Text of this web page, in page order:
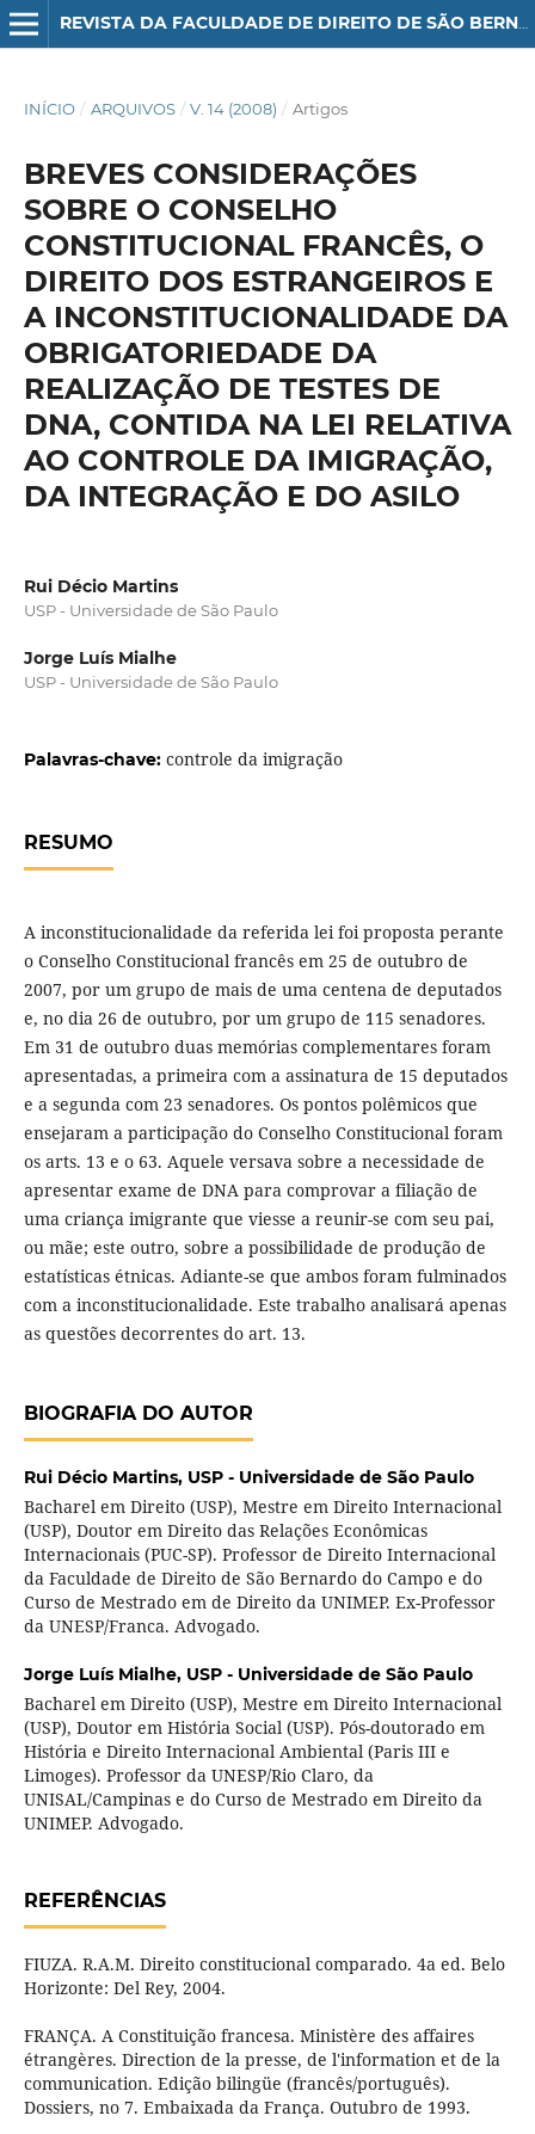
REVISTA DA FACULDADE DE DIREITO DE SÃO BERNARDO DO CAMPO
INÍCIO / ARQUIVOS / V. 14 (2008) / Artigos
BREVES CONSIDERAÇÕES
SOBRE O CONSELHO
CONSTITUCIONAL FRANCÊS, O
DIREITO DOS ESTRANGEIROS E
A INCONSTITUCIONALIDADE DA
OBRIGATORIEDADE DA
REALIZAÇÃO DE TESTES DE
DNA, CONTIDA NA LEI RELATIVA
AO CONTROLE DA IMIGRAÇÃO,
DA INTEGRAÇÃO E DO ASILO
Rui Décio Martins
USP - Universidade de São Paulo
Jorge Luís Mialhe
USP - Universidade de São Paulo
Palavras-chave: controle da imigração
RESUMO
A inconstitucionalidade da referida lei foi proposta perante
o Conselho Constitucional francês em 25 de outubro de
2007, por um grupo de mais de uma centena de deputados
e, no dia 26 de outubro, por um grupo de 115 senadores.
Em 31 de outubro duas memórias complementares foram
apresentadas, a primeira com a assinatura de 15 deputados
e a segunda com 23 senadores. Os pontos polêmicos que
ensejaram a participação do Conselho Constitucional foram
os arts. 13 e o 63. Aquele versava sobre a necessidade de
apresentar exame de DNA para comprovar a filiação de
uma criança imigrante que viesse a reunir-se com seu pai,
ou mãe; este outro, sobre a possibilidade de produção de
estatísticas étnicas. Adiante-se que ambos foram fulminados
com a inconstitucionalidade. Este trabalho analisará apenas
as questões decorrentes do art. 13.
BIOGRAFIA DO AUTOR
Rui Décio Martins, USP - Universidade de São Paulo
Bacharel em Direito (USP), Mestre em Direito Internacional
(USP), Doutor em Direito das Relações Econômicas
Internacionais (PUC-SP). Professor de Direito Internacional
da Faculdade de Direito de São Bernardo do Campo e do
Curso de Mestrado em de Direito da UNIMEP. Ex-Professor
da UNESP/Franca. Advogado.
Jorge Luís Mialhe, USP - Universidade de São Paulo
Bacharel em Direito (USP), Mestre em Direito Internacional
(USP), Doutor em História Social (USP). Pós-doutorado em
História e Direito Internacional Ambiental (Paris III e
Limoges). Professor da UNESP/Rio Claro, da
UNISAL/Campinas e do Curso de Mestrado em Direito da
UNIMEP. Advogado.
REFERÊNCIAS
FIUZA. R.A.M. Direito constitucional comparado. 4a ed. Belo
Horizonte: Del Rey, 2004.
FRANÇA. A Constituição francesa. Ministère des affaires
étrangères. Direction de la presse, de l'information et de la
communication. Edição bilingüe (francês/português).
Dossiers, no 7. Embaixada da França. Outubro de 1993.